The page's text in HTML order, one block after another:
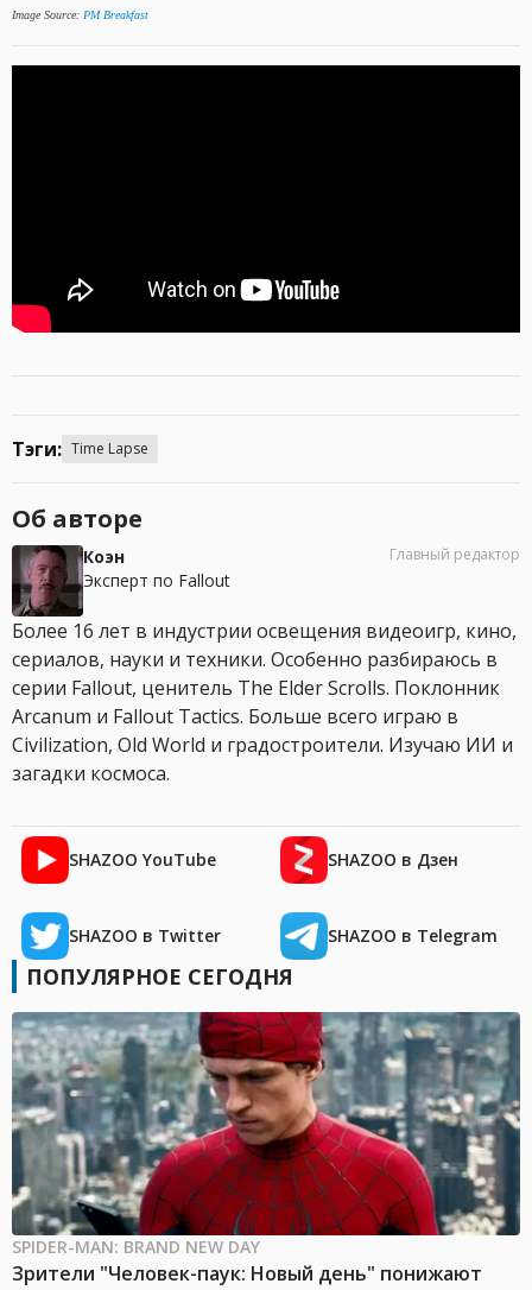
Image Source: PM Breakfast
Тэги: Time Lapse
Об авторе
Коэн
Эксперт по Fallout
Главный редактор
Более 16 лет в индустрии освещения видеоигр, кино,
сериалов, науки и техники. Особенно разбираюсь в
серии Fallout, ценитель The Elder Scrolls. Поклонник
Arcanum и Fallout Tactics. Больше всего играю в
Civilization, Old World и градостроители. Изучаю ИИ и
загадки космоса.
SHAZOO YouTube SHAZOO в Дзен
SHAZOO в Twitter SHAZOO в Telegram
ПОПУЛЯРНОЕ СЕГОДНЯ
SPIDER-MAN: BRAND NEW DAY
Зрители "Человек-паук: Новый день" понижают